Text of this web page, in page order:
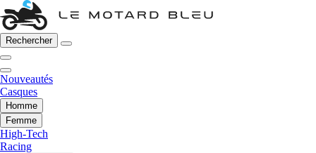
Rechercher
Nouveautés
Casques
Homme
Femme
High-Tech
Racing